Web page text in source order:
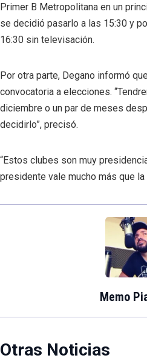
Primer B Metropolitana en un
se decidió pasarlo a las 15:30 y
16:30 sin televisación.
Por otra parte, Degano informó
convocatoria a elecciones.
diciembre o un par de meses
decidirlo”, precisó.
“Estos clubes son muy
presidente vale mucho más que
Memo
Otras Noticias